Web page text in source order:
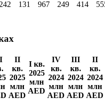
242
131
967
249
414
II
кв.
2025
млн
AED
I кв.
2025
млн
AED
IV
кв.
2024
млн
AED
III
кв.
2024
млн
AED
II
кв.
2024
млн
AED